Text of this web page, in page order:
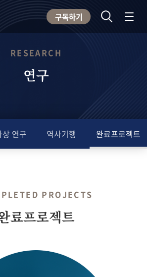
구독하기
RESEARCH
연구
연구 역사기행 완료프로젝트
PROJECTS
료프로젝트